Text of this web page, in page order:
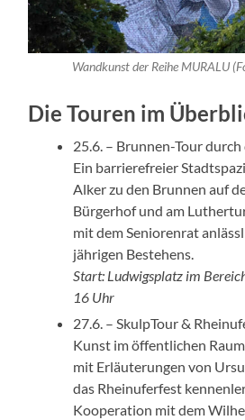
Wandkunst der Reihe MURALU
Die Touren im
25.6. – Brunnen-Tour
Ein barrierefreier
Alker zu den Brunnen auf
Bürgerhof und am
mit dem Seniorenrat
jährigen Bestehens.
Start: Ludwigsplatz im
16 Uhr
27.6. – SkulpTour &
Kunst im öffentlichen
mit Erläuterungen von
das Rheinuferfest
Kooperation mit dem